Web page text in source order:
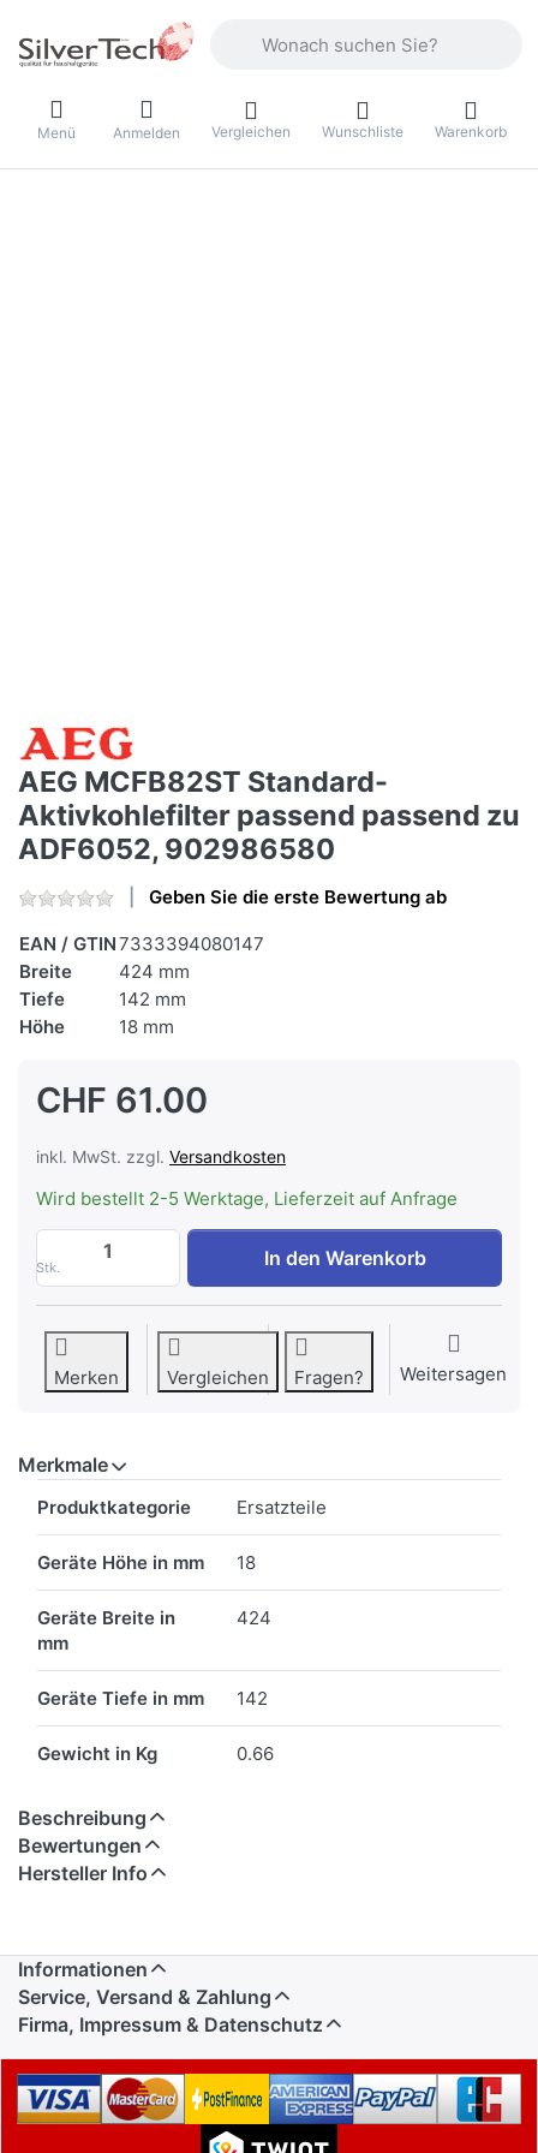
Menü Anmelden Vergleichen Wunschliste Warenkorb
AEG MCFB82ST Standard-
Aktivkohlefilter passend passend zu
ADF6052, 902986580
Geben Sie die erste Bewertung ab
EAN / GTIN7333394080147
Breite
424 mm
Tiefe
142 mm
Höhe
18 mm
CHF 61.00
inkl. MwSt. zzgl. Versandkosten
Wird bestellt 2-5 Werktage, Lieferzeit auf Anfrage
Stk.
AEG MCFB82ST Standard-
In den Warenkorb
Merken Vergleichen Fragen? Weitersagen
Merkmale
Produktkategorie Ersatzteile
Geräte Höhe in mm 18
Geräte Breite in
mm
424
Geräte Tiefe in mm 142
Gewicht in Kg 0.66
Beschreibung
Bewertungen
Hersteller Info
Informationen
Service, Versand & Zahlung
Firma, Impressum & Datenschutz